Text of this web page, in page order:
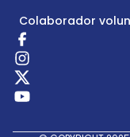
Colaborador
Redes
Sociales